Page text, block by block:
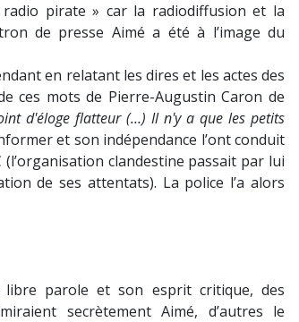
pirate » car la radiodiffusion et la
de presse Aimé a été à l’image du
en relatant les dires et les actes des
ces mots de Pierre-Augustin Caron de
d'éloge flatteur (…) Il n'y a que les petits
et son indépendance l’ont conduit
(l’organisation clandestine passait par lui
de ses attentats). La police l’a alors
parole et son esprit critique, des
secrètement Aimé, d’autres le